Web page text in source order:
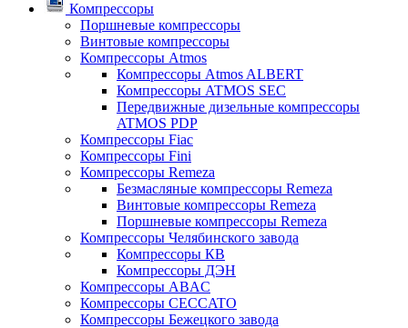
Компрессоры
Поршневые компрессоры
Винтовые компрессоры
Компрессоры Atmos
Компрессоры Atmos ALBERT
Компрессоры ATMOS SEC
Передвижные дизельные компрессоры
ATMOS PDP
Компрессоры Fiac
Компрессоры Fini
Компрессоры Remeza
Безмасляные компрессоры Remeza
Винтовые компрессоры Remeza
Поршневые компрессоры Remeza
Компрессоры Челябинского завода
Компрессоры КВ
Компрессоры ДЭН
Компрессоры ABAC
Компрессоры CECCATO
Компрессоры Бежецкого завода